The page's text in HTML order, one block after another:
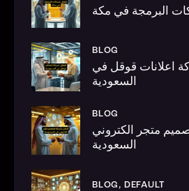
البرمجة في مكة
BLOG
اعلانات قوقل في
السعودية
BLOG
متجر الكتروني
السعودية
BLOG, DEFAULT